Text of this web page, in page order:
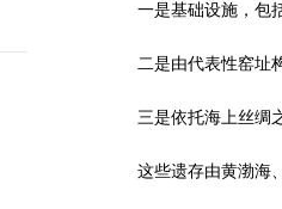
一是基础设施，包
二是由代表性窑址
三是依托海上丝绸
这些遗存由黄渤海